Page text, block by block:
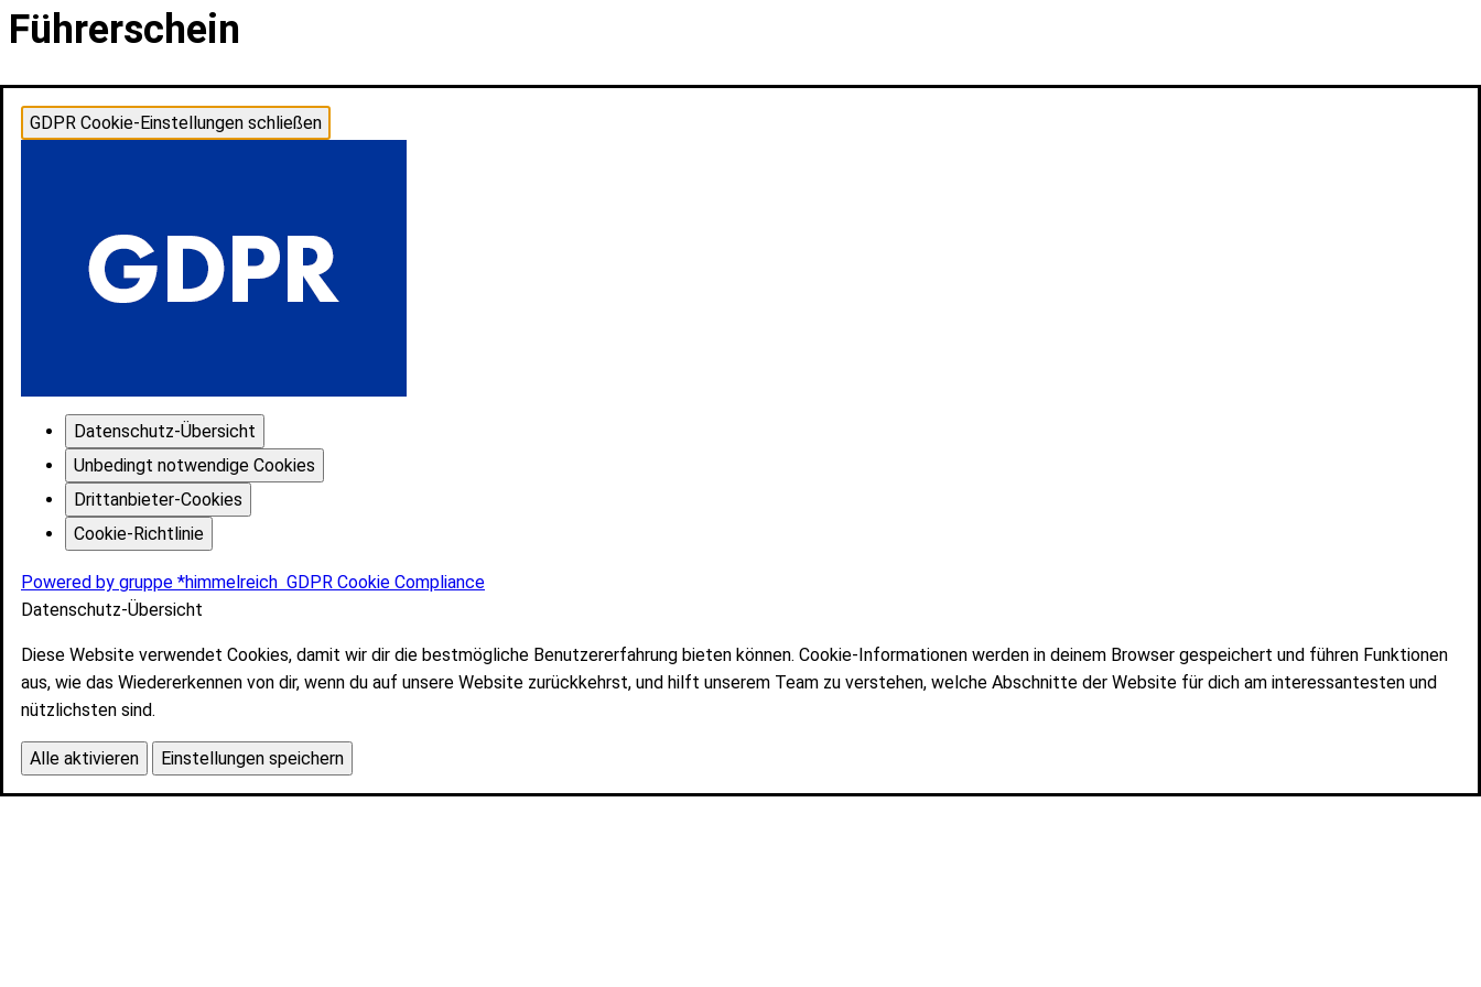
Führerschein
GDPR Cookie-Einstellungen schließen
Datenschutz-Übersicht
Unbedingt notwendige Cookies
Drittanbieter-Cookies
Cookie-Richtlinie
Powered by gruppe *himmelreich GDPR Cookie Compliance
Datenschutz-Übersicht
Diese Website verwendet Cookies, damit wir dir die bestmögliche Benutzererfahrung bieten können. Cookie-Informationen werden in deinem Browser gespeichert und führen Funktionen
aus, wie das Wiedererkennen von dir, wenn du auf unsere Website zurückkehrst, und hilft unserem Team zu verstehen, welche Abschnitte der Website für dich am interessantesten und
nützlichsten sind.
Alle aktivieren Einstellungen speichern